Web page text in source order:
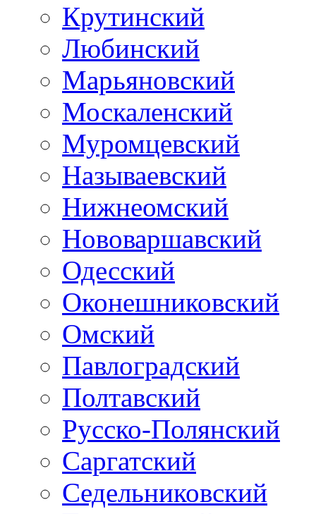
Крутинский
Любинский
Марьяновский
Москаленский
Муромцевский
Называевский
Нижнеомский
Нововаршавский
Одесский
Оконешниковский
Омский
Павлоградский
Полтавский
Русско-Полянский
Саргатский
Седельниковский